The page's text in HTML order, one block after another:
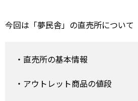
今回は「夢民舎」の直売所について
・直売所の基本情報
・アウトレット商品の値段